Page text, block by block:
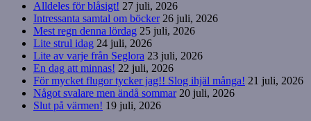
Alldeles för blåsigt! 27 juli, 2026
Intressanta samtal om böcker 26 juli, 2026
Mest regn denna lördag 25 juli, 2026
Lite strul idag 24 juli, 2026
Lite av varje från Seglora 23 juli, 2026
En dag att minnas! 22 juli, 2026
För mycket flugor tycker jag!! Slog ihjäl många! 21 juli, 2026
Något svalare men ändå sommar 20 juli, 2026
Slut på värmen! 19 juli, 2026